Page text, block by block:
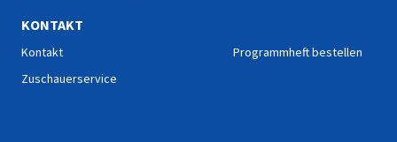
KONTAKT
Kontakt
Zuschauerservice
Programmheft bestellen